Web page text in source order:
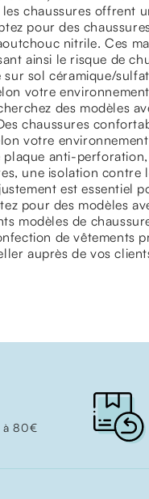
chaussures offrent
pour des
nitrile. Ces
ainsi le risque de
sol céramique/
votre
des modèles
chaussures
votre
anti-
une isolation
est essentiel
pour des modèles
modèles de
de vêtements
auprès de vos
à 80€